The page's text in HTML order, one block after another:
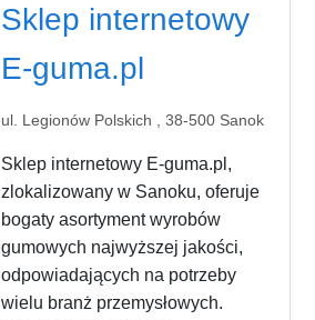
Sklep internetowy
E-guma.pl
ul. Legionów Polskich , 38-500 Sanok
Sklep internetowy E-guma.pl,
zlokalizowany w Sanoku, oferuje
bogaty asortyment wyrobów
gumowych najwyższej jakości,
odpowiadających na potrzeby
wielu branż przemysłowych.